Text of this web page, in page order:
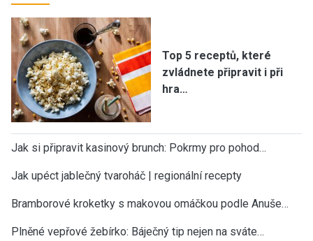
Top 5 receptů, které
zvládnete připravit i při
hra…
Jak si připravit kasinový brunch: Pokrmy pro pohod…
Jak upéct jablečný tvaroháč | regionální recepty
Bramborové kroketky s makovou omáčkou podle Anuše…
Plněné vepřové žebírko: Báječný tip nejen na sváte…